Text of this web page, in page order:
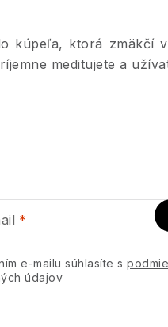
kúpeľa, ktorá zmäkčí
meditujete a
e-mailu súhlasíte s
údajov